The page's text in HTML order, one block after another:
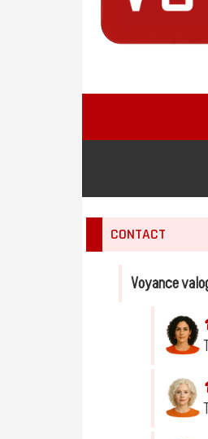
CONTACT
Voyance